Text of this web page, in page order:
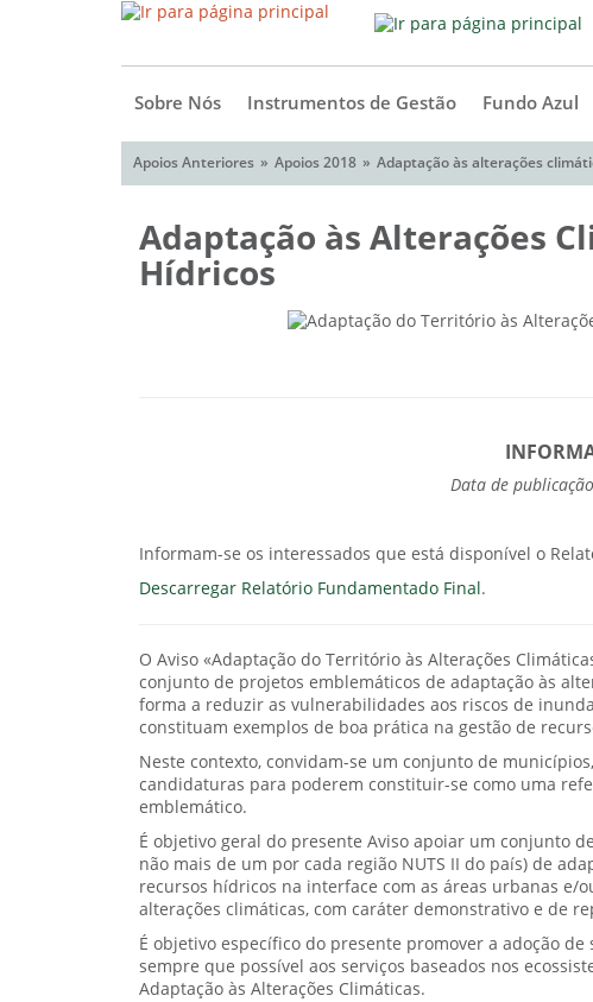
Sobre Nós Instrumentos de Gestão Fundo Azul
Apoios Anteriores Apoios 2018 Adaptação às alterações
Adaptação às Alterações
Hídricos
Data de
Informam-se os interessados que está disponível o
Descarregar Relatório Fundamentado Final .
O Aviso «Adaptação do Território às Alterações
conjunto de projetos emblemáticos de adaptação às
forma a reduzir as vulnerabilidades aos riscos de
constituam exemplos de boa prática na gestão de
Neste contexto, convidam-se um conjunto de
candidaturas para poderem constituir-se como uma
emblemático.
É objetivo geral do presente Aviso apoiar um conjunto
não mais de um por cada região NUTS II do país) de
recursos hídricos na interface com as áreas urbanas e/
alterações climáticas, com caráter demonstrativo e de
É objetivo específico do presente promover a adoção
sempre que possível aos serviços baseados nos
Adaptação às Alterações Climáticas.